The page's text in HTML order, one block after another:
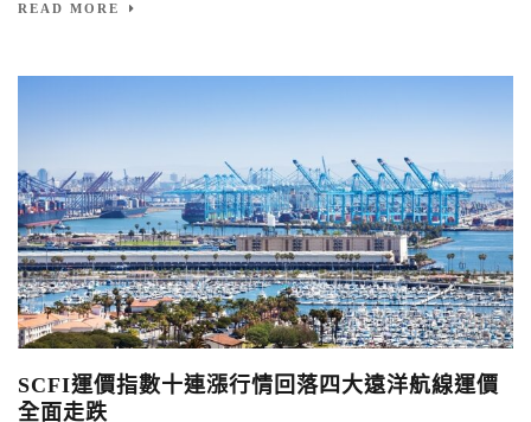
READ MORE
SCFI運價指數十連漲行情回落四大遠洋航線運價
全面走跌